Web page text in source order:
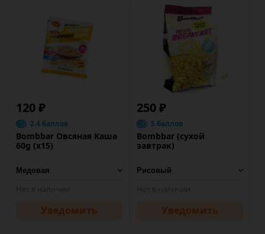
120 ₽
2.4 баллов
Bombbar Овсяная Каша
60g (х15)
Уведомить
250 ₽
5 баллов
Bombbar (сухой
завтрак)
Уведомить